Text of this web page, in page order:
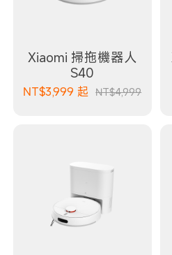
Xiaomi 掃拖機器人
S40
NT$3,999 起 NT$4,999